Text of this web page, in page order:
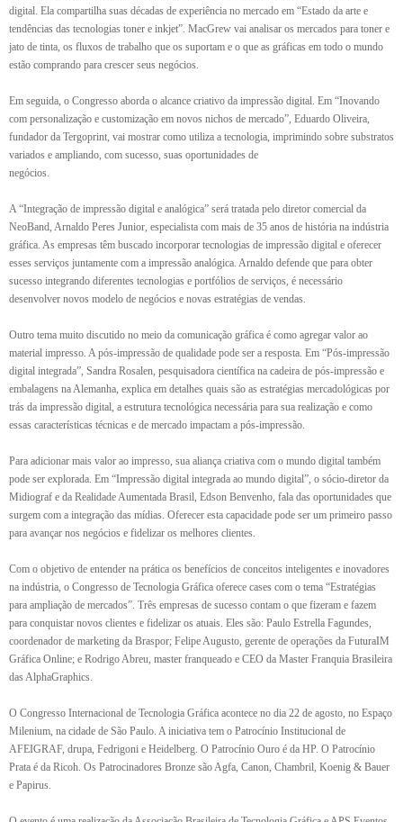
digital. Ela compartilha suas décadas de experiência no mercado em “Estado da arte e
tendências das tecnologias toner e inkjet”. MacGrew vai analisar os mercados para toner e
jato de tinta, os fluxos de trabalho que os suportam e o que as gráficas em todo o mundo
estão comprando para crescer seus negócios.
Em seguida, o Congresso aborda o alcance criativo da impressão digital. Em “Inovando
com personalização e customização em novos nichos de mercado”, Eduardo Oliveira,
fundador da Tergoprint, vai mostrar como utiliza a tecnologia, imprimindo sobre substratos
variados e ampliando, com sucesso, suas oportunidades de
negócios.
A “Integração de impressão digital e analógica” será tratada pelo diretor comercial da
NeoBand, Arnaldo Peres Junior, especialista com mais de 35 anos de história na indústria
gráfica. As empresas têm buscado incorporar tecnologias de impressão digital e oferecer
esses serviços juntamente com a impressão analógica. Arnaldo defende que para obter
sucesso integrando diferentes tecnologias e portfólios de serviços, é necessário
desenvolver novos modelo de negócios e novas estratégias de vendas.
Outro tema muito discutido no meio da comunicação gráfica é como agregar valor ao
material impresso. A pós-impressão de qualidade pode ser a resposta. Em “Pós-impressão
digital integrada”, Sandra Rosalen, pesquisadora científica na cadeira de pós-impressão e
embalagens na Alemanha, explica em detalhes quais são as estratégias mercadológicas por
trás da impressão digital, a estrutura tecnológica necessária para sua realização e como
essas características técnicas e de mercado impactam a pós-impressão.
Para adicionar mais valor ao impresso, sua aliança criativa com o mundo digital também
pode ser explorada. Em “Impressão digital integrada ao mundo digital”, o sócio-diretor da
Midiograf e da Realidade Aumentada Brasil, Edson Benvenho, fala das oportunidades que
surgem com a integração das mídias. Oferecer esta capacidade pode ser um primeiro passo
para avançar nos negócios e fidelizar os melhores clientes.
Com o objetivo de entender na prática os benefícios de conceitos inteligentes e inovadores
na indústria, o Congresso de Tecnologia Gráfica oferece cases com o tema “Estratégias
para ampliação de mercados”. Três empresas de sucesso contam o que fizeram e fazem
para conquistar novos clientes e fidelizar os atuais. Eles são: Paulo Estrella Fagundes,
coordenador de marketing da Braspor; Felipe Augusto, gerente de operações da FuturaIM
Gráfica Online; e Rodrigo Abreu, master franqueado e CEO da Master Franquia Brasileira
das AlphaGraphics.
O Congresso Internacional de Tecnologia Gráfica acontece no dia 22 de agosto, no Espaço
Milenium, na cidade de São Paulo. A iniciativa tem o Patrocínio Institucional de
AFEIGRAF, drupa, Fedrigoni e Heidelberg. O Patrocínio Ouro é da HP. O Patrocínio
Prata é da Ricoh. Os Patrocinadores Bronze são Agfa, Canon, Chambril, Koenig & Bauer
e Papirus.